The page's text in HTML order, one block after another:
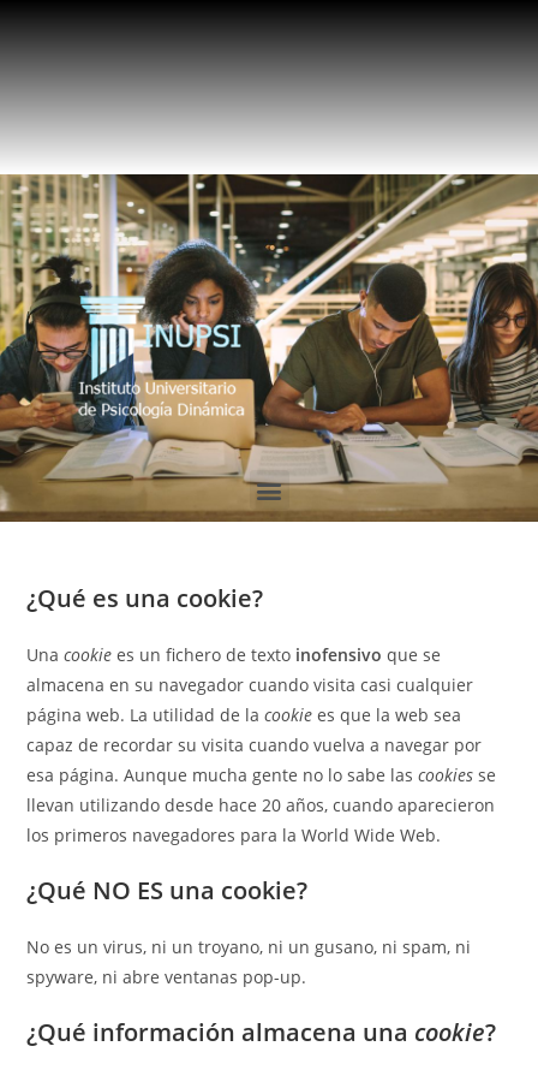
¿Qué es una cookie?
Unacookie es un fichero de texto inofensivo que se
almacena en su navegador cuando visita casi cualquier
página web. La utilidad de lacookie es que la web sea
capaz de recordar su visita cuando vuelva a navegar por
esa página. Aunque mucha gente no lo sabe lascookies se
llevan utilizando desde hace 20 años, cuando aparecieron
los primeros navegadores para la World Wide Web.
¿Qué NO ES una cookie?
No es un virus, ni un troyano, ni un gusano, ni spam, ni
spyware, ni abre ventanas pop-up.
¿Qué información almacena una cookie?